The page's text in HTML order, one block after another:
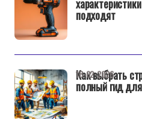
подходят
Как выбрать
полный гид
18-02-2026